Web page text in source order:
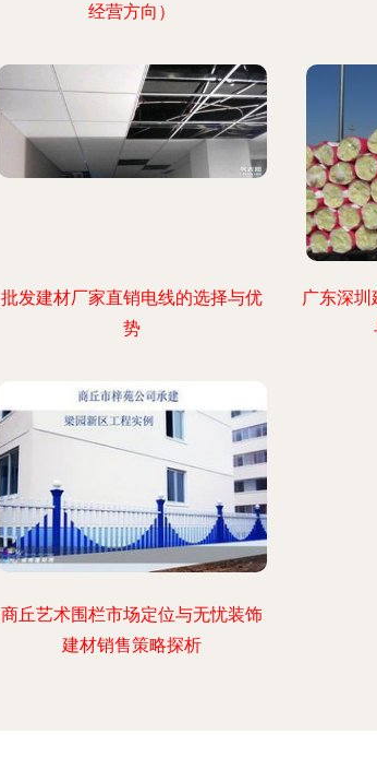
经营方向）
批发建材厂家直销电线的选择与优
势
广东深圳
商丘艺术围栏市场定位与无忧装饰
建材销售策略探析